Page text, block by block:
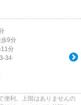
歩9分
11分
34
便利。上階はありませんの